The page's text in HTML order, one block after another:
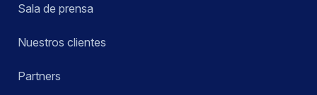
Sala de prensa
Nuestros clientes
Partners